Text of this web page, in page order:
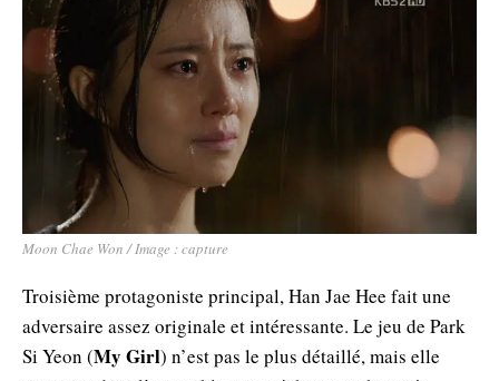
Moon Chae Won / Image : capture
Troisième protagoniste principal, Han Jae Hee fait une
adversaire assez originale et intéressante. Le jeu de Park
Si Yeon (My Girl) n’est pas le plus détaillé, mais elle